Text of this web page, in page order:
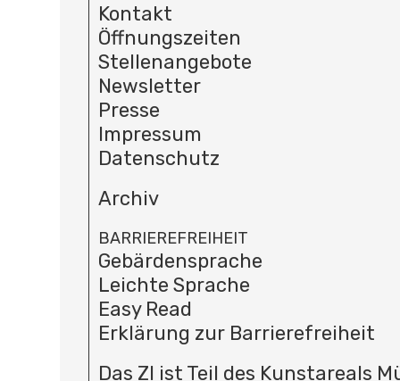
Kontakt
Öffnungszeiten
Stellenangebote
Newsletter
Presse
Impressum
Datenschutz
Archiv
BARRIEREFREIHEIT
Gebärdensprache
Leichte Sprache
Easy Read
Erklärung zur Barrierefreiheit
Das ZI ist Teil des Kunstareals